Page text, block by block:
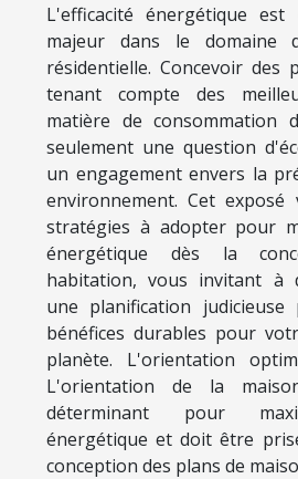
L'efficacité énergétique
majeur dans le domaine
résidentielle. Concevoir des
tenant compte des
matière de consommation
seulement une question
un engagement envers la
environnement. Cet
stratégies à adopter pour
énergétique dès la
habitation, vous invitant à
une planification
bénéfices durables pour
planète. L'orientation
L'orientation de la
déterminant pour
énergétique et doit être
conception des plans de